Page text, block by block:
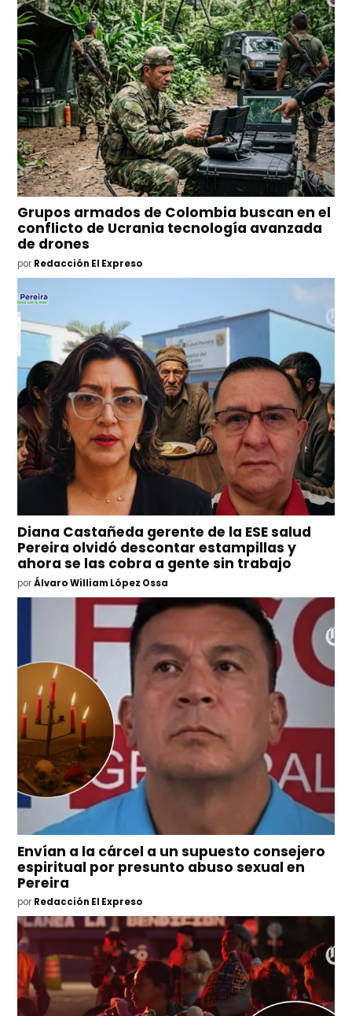
Grupos armados de Colombia buscan en el
conflicto de Ucrania tecnología avanzada
de drones
por Redacción El Expreso
Diana Castañeda gerente de la ESE salud
Pereira olvidó descontar estampillas y
ahora se las cobra a gente sin trabajo
por Álvaro William López Ossa
Envían a la cárcel a un supuesto consejero
espiritual por presunto abuso sexual en
Pereira
por Redacción El Expreso